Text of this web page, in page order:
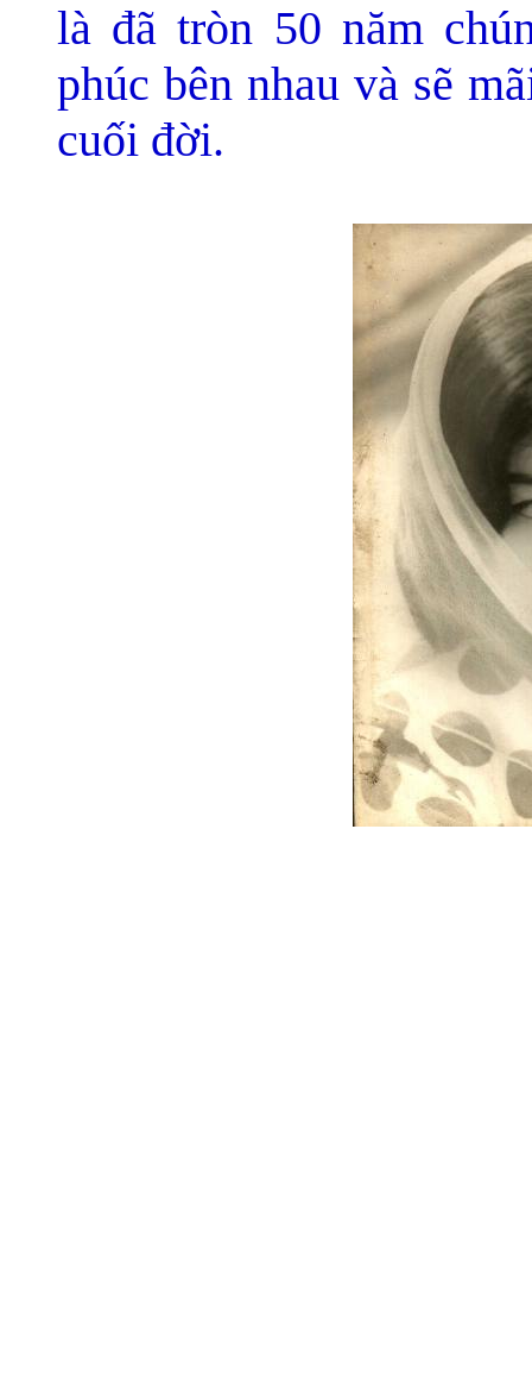
là đã tròn 50 năm
phúc bên nhau và sẽ
cuối đời.